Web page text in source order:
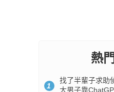
熱
1
找了半輩子求助
大男子靠